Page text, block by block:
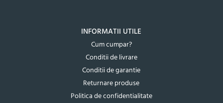
INFORMATII UTILE
Cum cumpar?
Conditii de livrare
Conditii de garantie
Returnare produse
Politica de confidentialitate